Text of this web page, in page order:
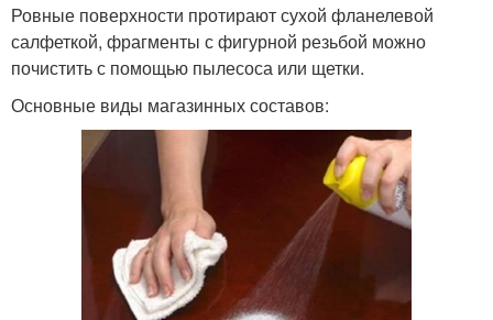
Ровные поверхности протирают сухой фланелевой
салфеткой, фрагменты с фигурной резьбой можно
почистить с помощью пылесоса или щетки.
Основные виды магазинных составов: